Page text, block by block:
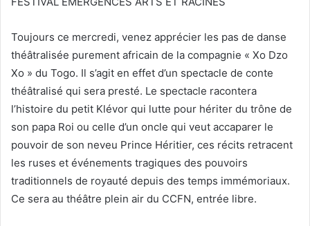
Toujours ce mercredi, venez apprécier les pas de danse
théâtralisée purement africain de la compagnie « Xo Dzo
Xo » du Togo. Il s’agit en effet d’un spectacle de conte
théâtralisé qui sera presté. Le spectacle racontera
l’histoire du petit Klévor qui lutte pour hériter du trône de
son papa Roi ou celle d’un oncle qui veut accaparer le
pouvoir de son neveu Prince Héritier, ces récits retracent
les ruses et événements tragiques des pouvoirs
traditionnels de royauté depuis des temps immémoriaux.
Ce sera au théâtre plein air du CCFN, entrée libre.